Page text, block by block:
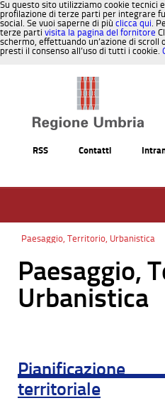
Su questo sito utilizziamo cookie tecnici
profilazione di terze parti per integrare
social. Se vuoi saperne di più clicca qui.
terze parti visita la pagina del fornitore
schermo, effettuando un’azione di scroll
presti il consenso all’uso di tutti i cookie.
RSS Contatti
Paesaggio, Territorio, Urbanistica
Paesaggio,
Urbanistica
Pianificazione
territoriale